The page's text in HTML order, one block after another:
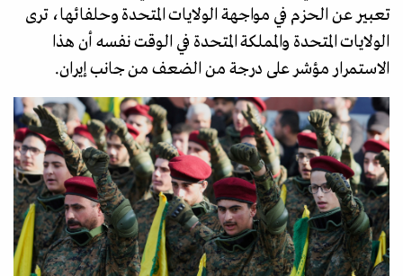
تعبير عن الحزم في مواجهة الولايات المتحدة وحلفائها، ترى
الولايات المتحدة والمملكة المتحدة في الوقت نفسه أن هذا
الاستمرار مؤشر على درجة من الضعف من جانب إيران.